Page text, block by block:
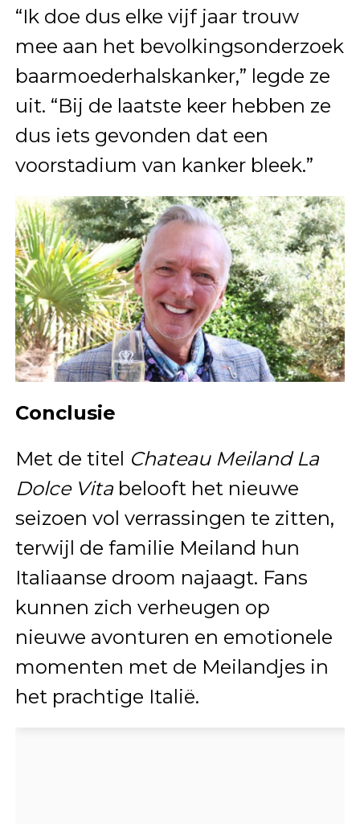
“Ik doe dus elke vijf jaar trouw
mee aan het bevolkingsonderzoek
baarmoederhalskanker,” legde ze
uit. “Bij de laatste keer hebben ze
dus iets gevonden dat een
voorstadium van kanker bleek.”
Conclusie
Met de titel Chateau Meiland La
Dolce Vitabelooft het nieuwe
seizoen vol verrassingen te zitten,
terwijl de familie Meiland hun
Italiaanse droom najaagt. Fans
kunnen zich verheugen op
nieuwe avonturen en emotionele
momenten met de Meilandjes in
het prachtige Italië.